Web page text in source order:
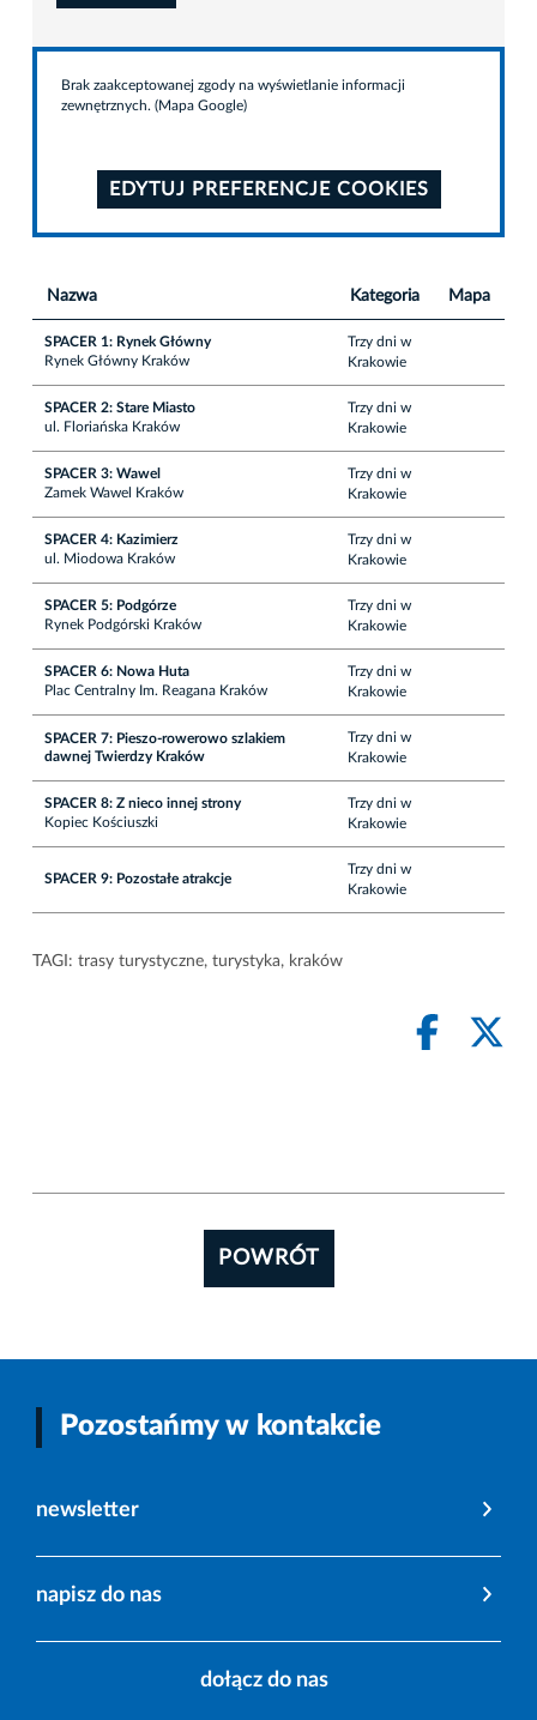
Brak zaakceptowanej zgody na wyświetlanie informacji
zewnętrznych. (Mapa Google)
EDYTUJ PREFERENCJE COOKIES
Nazwa Kategoria Mapa
SPACER 1: Rynek Główny
Rynek Główny Kraków
Trzy dni w
Krakowie
SPACER 2: Stare Miasto
ul. Floriańska Kraków
Trzy dni w
Krakowie
SPACER 3: Wawel
Zamek Wawel Kraków
Trzy dni w
Krakowie
SPACER 4: Kazimierz
ul. Miodowa Kraków
Trzy dni w
Krakowie
SPACER 5: Podgórze
Rynek Podgórski Kraków
Trzy dni w
Krakowie
SPACER 6: Nowa Huta
Plac Centralny Im. Reagana Kraków
Trzy dni w
Krakowie
SPACER 7: Pieszo-rowerowo szlakiem
dawnej Twierdzy Kraków
Trzy dni w
Krakowie
SPACER 8: Z nieco innej strony
Kopiec Kościuszki
Trzy dni w
Krakowie
SPACER 9: Pozostałe atrakcje
Trzy dni w
Krakowie
TAGI: trasy turystyczne, turystyka, kraków
POWRÓT
Pozostańmy w kontakcie
newsletter
napisz do nas
dołącz do nas